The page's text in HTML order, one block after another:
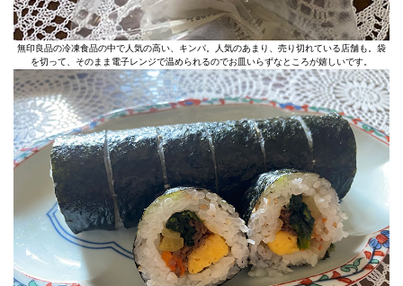
無印良品の冷凍食品の中で人気の高い、キンパ。人気のあまり、売り切れている店舗も。袋
を切って、そのまま電子レンジで温められるのでお皿いらずなところが嬉しいです。